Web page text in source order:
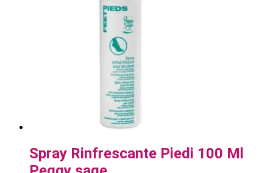
Spray Rinfrescante Piedi 100 Ml